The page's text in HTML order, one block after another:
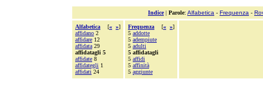
Indice| Parole: Alfabetica - Frequenza -
Alfabetica [« »]
affidano 2
affidare 12
affidata 29
affidatagli 5
affidate 8
affidategli 1
affidati 24
Frequenza [« »]
5 addotte
5 adempiute
5 adulti
5 affidatagli
5 affidi
5 affinità
5 aggiunte